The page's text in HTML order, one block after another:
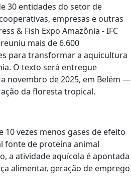
30 entidades do setor de
empresas e outras
& Fish Expo Amazônia - IFC
mais de 6.600
para transformar a aquicultura
O texto será entregue
novembro de 2025, em Belém —
da floresta tropical.
vezes menos gases de efeito
fonte de proteína animal
a atividade aquícola é apontada
alimentar, geração de emprego